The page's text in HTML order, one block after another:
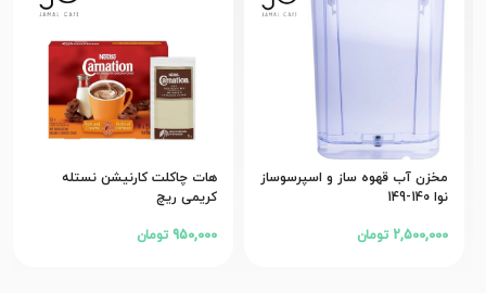
مخزن آب قهوه ساز و اسپرسوساز
نوا 140-149
2,500,000 تومان
هات چاکلت کارنیشن نستله
کریمی ریچ
950,000 تومان